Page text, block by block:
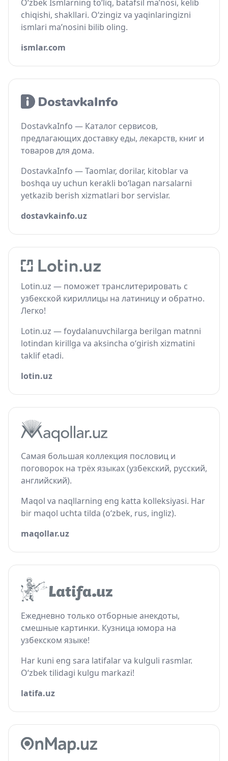
O‘zbek Ismlarning to‘liq, batafsil ma’nosi, kelib
chiqishi, shakllari. O‘zingiz va yaqinlaringizni
ismlari ma’nosini bilib oling.
ismlar.com
DostavkaInfo — Каталог сервисов,
предлагающих доставку еды, лекарств, книг и
товаров для дома.
DostavkaInfo — Taomlar, dorilar, kitoblar va
boshqa uy uchun kerakli bo‘lagan narsalarni
yetkazib berish xizmatlari bor servislar.
dostavkainfo.uz
Lotin.uz — поможет транслитерировать с
узбекской кириллицы на латиницу и обратно.
Легко!
Lotin.uz — foydalanuvchilarga berilgan matnni
lotindan kirillga va aksincha o‘girish xizmatini
taklif etadi.
lotin.uz
Самая большая коллекция пословиц и
поговорок на трёх языках (узбекский, русский,
английский).
Maqol va naqllarning eng katta kolleksiyasi. Har
bir maqol uchta tilda (o‘zbek, rus, ingliz).
maqollar.uz
Ежедневно только отборные анекдоты,
смешные картинки. Кузница юмора на
узбекском языке!
Har kuni eng sara latifalar va kulguli rasmlar.
O‘zbek tilidagi kulgu markazi!
latifa.uz